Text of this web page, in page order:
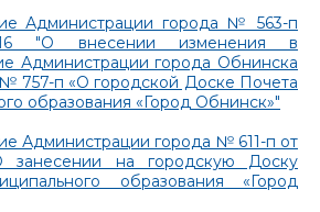
Администрации города № 563-п
"О внесении изменения в
Администрации города Обнинска
№ 757-п «О городской Доске Почета
образования «Город Обнинск»"
Администрации города № 611-п от
занесении на городскую Доску
образования «Город